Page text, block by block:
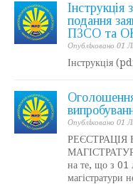
Інструкція
подання
ПЗСО та
Опублiковано 01
Інструкція
Опублiковано 01
на те, що з 01
магістратури